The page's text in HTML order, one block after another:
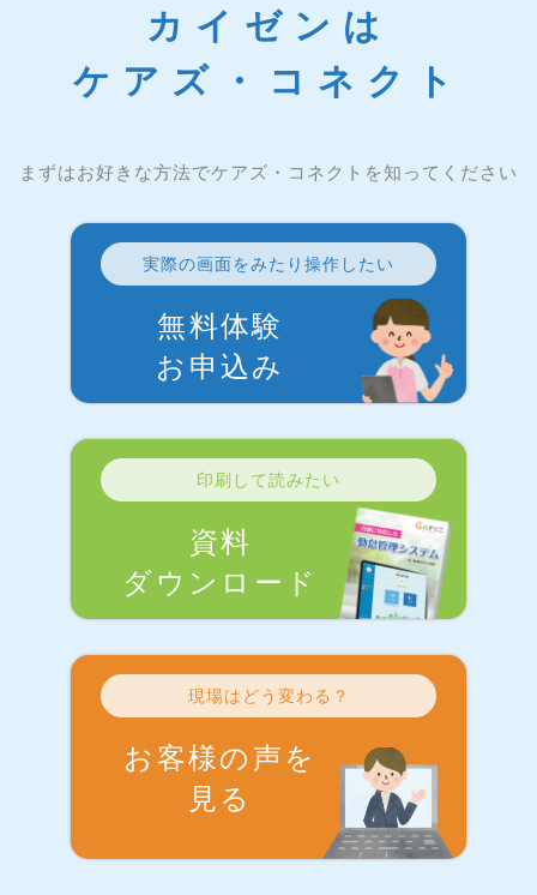
カイゼンは
ケアズ・コネクト
まずはお好きな方法でケアズ・コネクトを知ってください
実際の画面をみたり操作したい
無料体験
お申込み
印刷して読みたい
資料
ダウンロード
現場はどう変わる？
お客様の声を
見る